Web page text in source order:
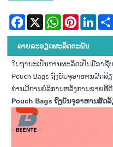
Facebook
X WhatsAppPinterest
ລາຍ​ລະ​ອຽດ​ຜະ​ລິດ​ຕະ​ພັນ
ໃນຖານະເປັນການຜະລິດເປັນມືອາຊີ
Pouch Bags ຖົງບັນຈຸອາຫານສັດ
ທ່ານມີການບໍລິການຫລັງການຂາຍທີ່
Pouch Bags ຖົງບັນຈຸອາຫານສັດລ້